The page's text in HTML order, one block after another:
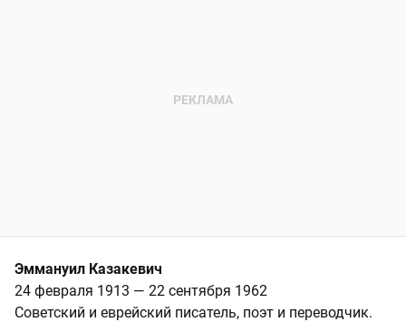
Эммануил Казакевич
24 февраля 1913 — 22 сентября 1962
Советский и еврейский писатель, поэт и переводчик.